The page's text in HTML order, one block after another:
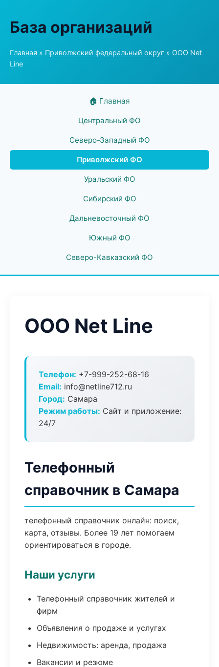
База организаций
Главная » Приволжский федеральный округ » ООО Net
Line
🏠 Главная
Центральный ФО
Северо-Западный ФО
Приволжский ФО
Уральский ФО
Сибирский ФО
Дальневосточный ФО
Южный ФО
Северо-Кавказский ФО
ООО Net Line
Телефон: +7-999-252-68-16
Email: info@netline712.ru
Город: Самара
Режим работы: Сайт и приложение:
24/7
Телефонный
справочник в Самара
телефонный справочник онлайн: поиск,
карта, отзывы. Более 19 лет помогаем
ориентироваться в городе.
Наши услуги
Телефонный справочник жителей и
фирм
Объявления о продаже и услугах
Недвижимость: аренда, продажа
Вакансии и резюме